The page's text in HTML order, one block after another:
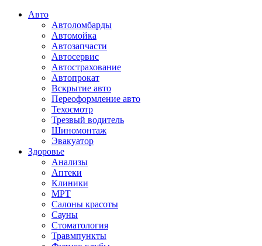
Авто
Автоломбарды
Автомойка
Автозапчасти
Автосервис
Автострахование
Автопрокат
Вскрытие авто
Переоформление авто
Техосмотр
Трезвый водитель
Шиномонтаж
Эвакуатор
Здоровье
Анализы
Аптеки
Клиники
МРТ
Салоны красоты
Сауны
Стоматология
Травмпункты